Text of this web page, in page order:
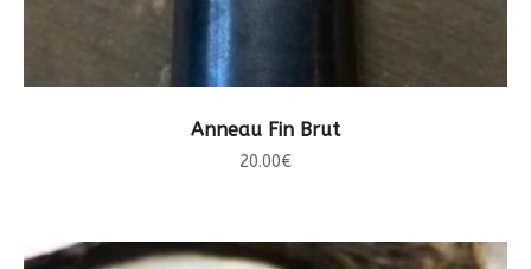
CHOIX DES OPTIONS
Anneau Fin Brut
20.00€